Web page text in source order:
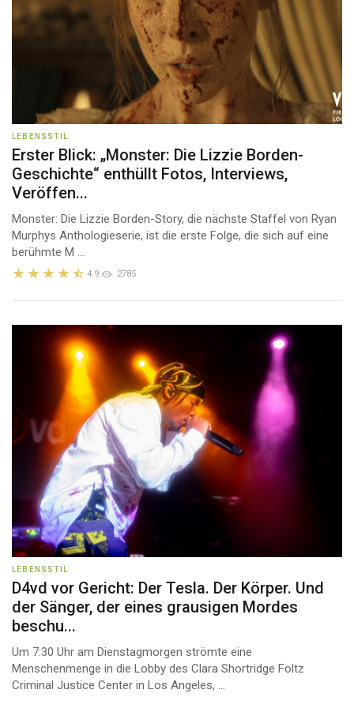
LEBENSSTIL
Erster Blick: „Monster: Die Lizzie Borden-
Geschichte“ enthüllt Fotos, Interviews,
Veröffen...
Monster: Die Lizzie Borden-Story, die nächste Staffel von Ryan
Murphys Anthologieserie, ist die erste Folge, die sich auf eine
berühmte M ...
4.9 2785
LEBENSSTIL
D4vd vor Gericht: Der Tesla. Der Körper. Und
der Sänger, der eines grausigen Mordes
beschu...
Um 7:30 Uhr am Dienstagmorgen strömte eine
Menschenmenge in die Lobby des Clara Shortridge Foltz
Criminal Justice Center in Los Angeles, ...